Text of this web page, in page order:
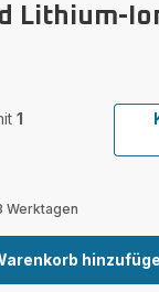
Lithium-
1
Werktagen